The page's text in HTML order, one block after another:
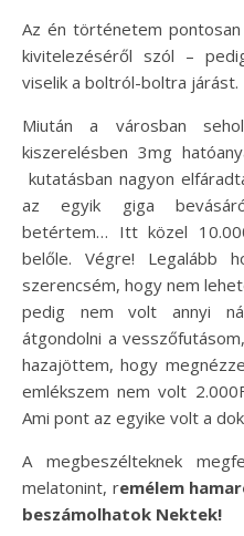
Az én történetem
kivitelezéséről szól –
viselik a boltról-boltra járást.
Miután a városban
kiszerelésben 3mg
kutatásban nagyon
az egyik giga
betértem… Itt közel
belőle. Végre! Legalább
szerencsém, hogy nem
pedig nem volt annyi
átgondolni a
hazajöttem, hogy
emlékszem nem volt
Ami pont az egyike volt a
A megbeszélteknek
melatonint, remélem
beszámolhatok Nektek!